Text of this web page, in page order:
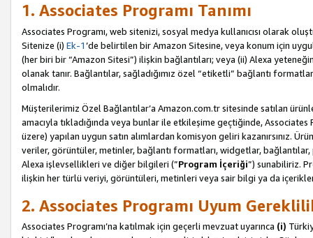
1. Associates Programı Tanımı
Associates Programı, web sitenizi, sosyal medya kullanıcısı olarak
Sitenize (i) Ek-1’de belirtilen bir Amazon Sitesine, veya konum için
(her biri bir “Amazon Sitesi”) ilişkin bağlantıları; veya (ii) Alexa
olanak tanır. Bağlantılar, sağladığımız özel “etiketli” bağlantı
olmalıdır.
Müşterilerimiz Özel Bağlantılar’a Amazon.com.tr sitesinde satılan
amacıyla tıkladığında veya bunlar ile etkileşime geçtiğinde,
üzere) yapılan uygun satın alımlardan komisyon geliri kazanırsınız.
veriler, görüntüler, metinler, bağlantı formatları, widgetlar,
Alexa işlevsellikleri ve diğer bilgileri (”Program İçeriği”) sunabiliriz.
ilişkin her türlü veriyi, görüntüleri, metinleri veya sair bilgi ya da içerikleri
2. Associates Programı Uyum
Associates Programı’na katılmak için geçerli mevzuat uyarınca (i)